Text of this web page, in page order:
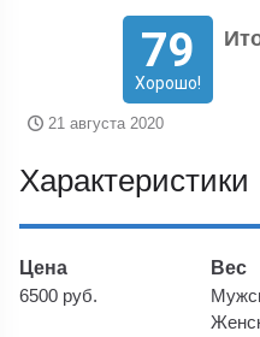
79
Хорошо!
21 августа 2020
Характеристики
Цена
6500 руб.
Вес